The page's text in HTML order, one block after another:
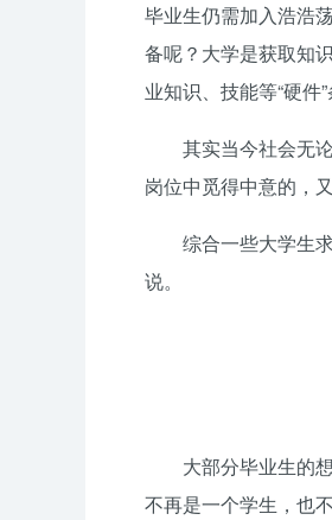
毕业生仍需加入浩浩
备呢？大学是获取知
业知识、技能等“硬件
其实当今社会无
岗位中觅得中意的，
综合一些大学生
说。
大部分毕业生的
不再是一个学生，也